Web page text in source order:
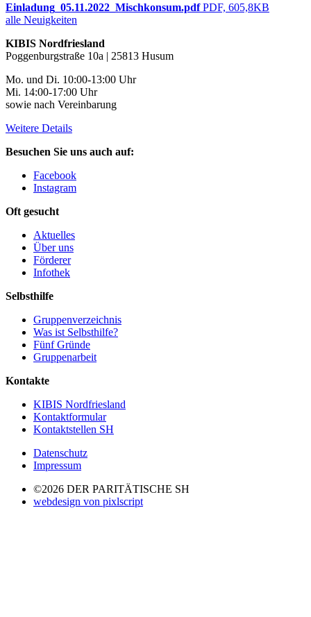
Einladung_05.11.2022_Mischkonsum.pdf PDF, 605,8KB
alle Neuigkeiten
KIBIS Nordfriesland
Poggenburgstraße 10a | 25813 Husum
Mo. und Di. 10:00-13:00 Uhr
Mi. 14:00-17:00 Uhr
sowie nach Vereinbarung
Weitere Details
Besuchen Sie uns auch auf:
Facebook
Instagram
Oft gesucht
Aktuelles
Über uns
Förderer
Infothek
Selbsthilfe
Gruppenverzeichnis
Was ist Selbsthilfe?
Fünf Gründe
Gruppenarbeit
Kontakte
KIBIS Nordfriesland
Kontaktformular
Kontaktstellen SH
Datenschutz
Impressum
©2026 DER PARITÄTISCHE SH
webdesign von pixlscript